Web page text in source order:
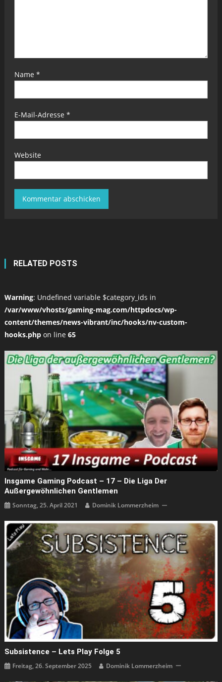
Name *
E-Mail-Adresse *
Website
RELATED POSTS
Warning: Undefined variable $category_ids in
/var/www/vhosts/gaming-mag.com/httpdocs/wp-
content/themes/news-vibrant/inc/hooks/nv-custom-
hooks.phpon line 65
Insgame Gaming Podcast – 17 – Die Liga Der
Außergewöhnlichen Gentlemen
Sonntag, 25. April 2021 Dominik Lommerzheim
Subsistence – Lets Play Folge 5
Freitag, 26. September 2025 Dominik Lommerzheim